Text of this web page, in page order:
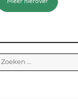
Meer hierover